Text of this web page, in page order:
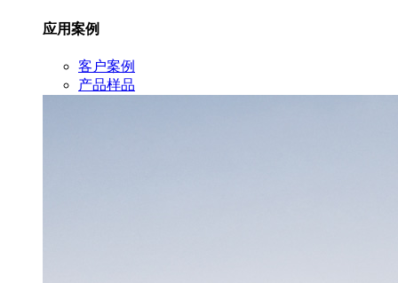
应用案例
客户案例
产品样品